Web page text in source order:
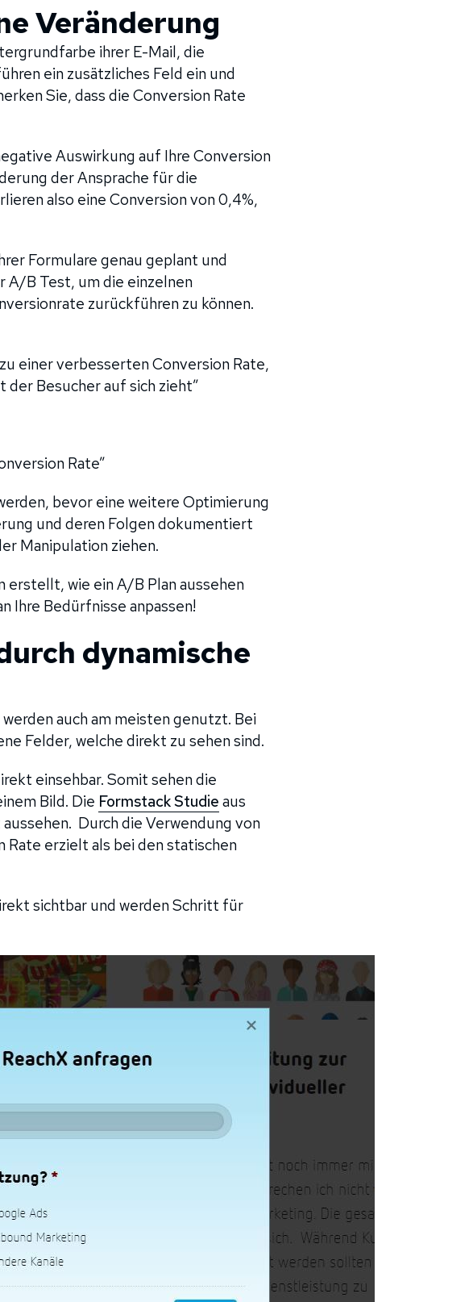
Veränderung
ihrer E-Mail, die
ein zusätzliches Feld ein und
Sie, dass die Conversion Rate
Auswirkung auf Ihre Conversion
der Ansprache für die
also eine Conversion von 0,4%,
Formulare genau geplant und
A/B Test, um die einzelnen
zurückführen zu können.
einer verbesserten Conversion Rate,
Besucher auf sich zieht”
Rate”
bevor eine weitere Optimierung
und deren Folgen dokumentiert
Manipulation ziehen.
erstellt, wie ein A/B Plan aussehen
Ihre Bedürfnisse anpassen!
dynamische
auch am meisten genutzt. Bei
Felder, welche direkt zu sehen sind.
einsehbar. Somit sehen die
Bild. Die Formstack Studie aus
Durch die Verwendung von
Rate erzielt als bei den statischen
sichtbar und werden Schritt für